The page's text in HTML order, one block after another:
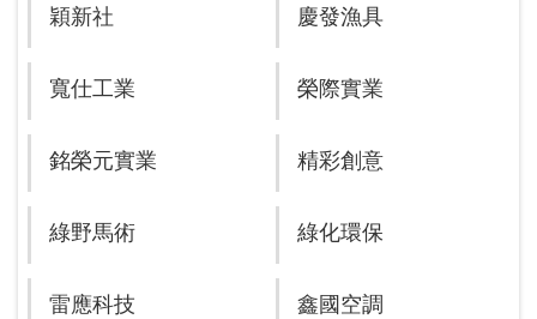
穎新社 慶發漁具
寬仕工業 榮際實業
銘榮元實業 精彩創意
綠野馬術 綠化環保
雷應科技 鑫國空調